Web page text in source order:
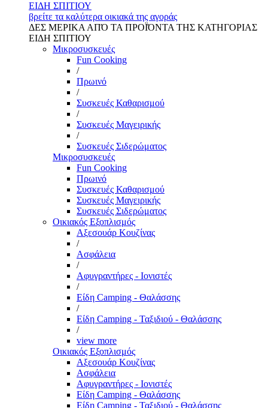
ΕΙΔΗ ΣΠΙΤΙΟΥ
βρείτε τα καλύτερα οικιακά της αγοράς
ΔΕΣ ΜΕΡΙΚΑ ΑΠΌ ΤΑ ΠΡΟΪΌΝΤΑ ΤΗΣ ΚΑΤΗΓΟΡΙΑΣ
ΕΙΔΗ ΣΠΙΤΙΟΥ
Μικροσυσκευές
Fun Cooking
/
Πρωινό
/
Συσκευές Καθαρισμού
/
Συσκευές Μαγειρικής
/
Συσκευές Σιδερώματος
Μικροσυσκευές
Fun Cooking
Πρωινό
Συσκευές Καθαρισμού
Συσκευές Μαγειρικής
Συσκευές Σιδερώματος
Οικιακός Εξοπλισμός
Αξεσουάρ Κουζίνας
/
Ασφάλεια
/
Αφυγραντήρες - Ιονιστές
/
Είδη Camping - Θαλάσσης
/
Είδη Camping - Ταξιδιού - Θαλάσσης
/
view more
Οικιακός Εξοπλισμός
Αξεσουάρ Κουζίνας
Ασφάλεια
Αφυγραντήρες - Ιονιστές
Είδη Camping - Θαλάσσης
Είδη Camping - Ταξιδιού - Θαλάσσης